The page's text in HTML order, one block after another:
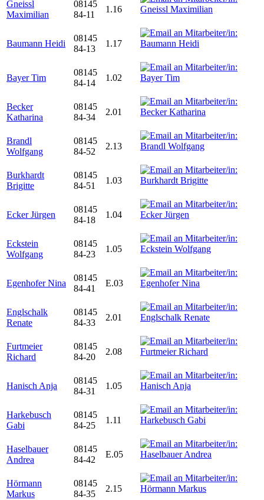
Gneissl
Maximilian
08145
84-11
1.16
Baumann Heidi
08145
84-13
1.17
Bayer Tim
08145
84-14
1.02
Becker
Katharina
08145
84-34
2.01
Brandl
Wolfgang
08145
84-52
2.13
Burkhardt
Brigitte
08145
84-51
1.03
Ecker Jürgen
08145
84-18
1.04
Eckstein
Wolfgang
08145
84-23
1.05
Egenhofer Nina
08145
84-41
E.03
Englschalk
Renate
08145
84-33
2.01
Furtmeier
Richard
08145
84-20
2.08
Hanisch Anja
08145
84-31
1.05
Harkebusch
Gabi
08145
84-25
1.11
Haselbauer
Andrea
08145
84-42
E.05
Hörmann
Markus
08145
84-35
2.15